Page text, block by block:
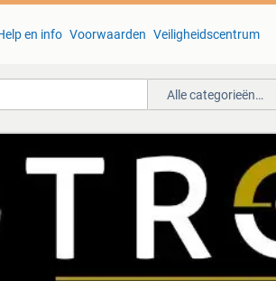
en info Voorwaarden Veiligheidscentrum
Alle categorieën…